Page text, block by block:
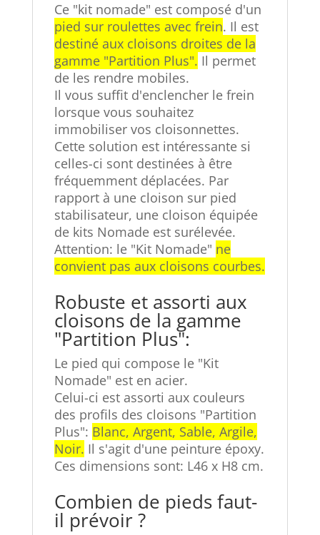
Ce "kit nomade" est composé d'un
pied sur roulettes avec frein. Il est
destiné aux cloisons droites de la
gamme "Partition Plus". Il permet
de les rendre mobiles.
Il vous suffit d'enclencher le frein
lorsque vous souhaitez
immobiliser vos cloisonnettes.
Cette solution est intéressante si
celles-ci sont destinées à être
fréquemment déplacées. Par
rapport à une cloison sur pied
stabilisateur, une cloison équipée
de kits Nomade est surélevée.
Attention: le "Kit Nomade" ne
convient pas aux cloisons courbes.
Robuste et assorti aux
cloisons de la gamme
"Partition Plus":
Le pied qui compose le "Kit
Nomade" est en acier.
Celui-ci est assorti aux couleurs
des profils des cloisons "Partition
Plus": Blanc, Argent, Sable, Argile,
Noir. Il s'agit d'une peinture époxy.
Ces dimensions sont: L46 x H8 cm.
Combien de pieds faut-
il prévoir ?